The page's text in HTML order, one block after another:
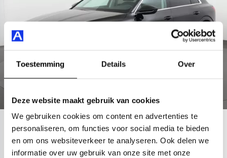
Toestemming Details Over
Deze website maakt gebruik van cookies
We gebruiken cookies om content en advertenties te
personaliseren, om functies voor social media te bieden
en om ons websiteverkeer te analyseren. Ook delen we
informatie over uw gebruik van onze site met onze
Audi e-tron
55 quattro Advanced 95 kWh